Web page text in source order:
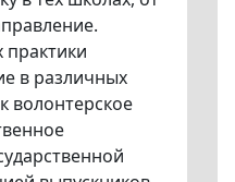
практики
в различных
волонтерское